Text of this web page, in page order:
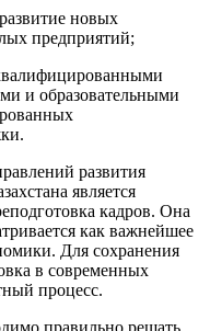
новых
предприятий;
и образовательными
развития
является
кадров. Она
как важнейшее
Для сохранения
в современных
процесс.
правильно решать